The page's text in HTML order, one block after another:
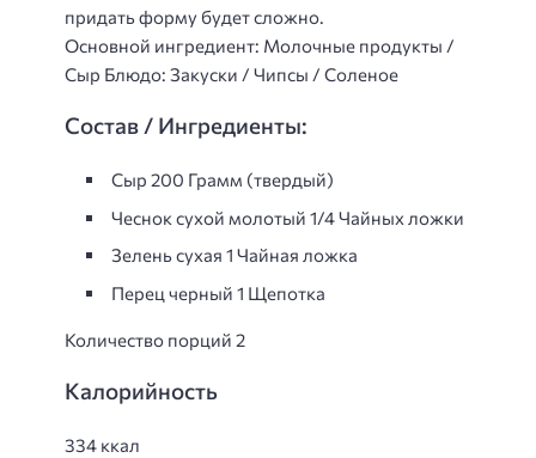
придать форму будет сложно.
Основной ингредиент: Молочные продукты /
Сыр Блюдо: Закуски / Чипсы / Соленое
Состав / Ингредиенты:
Сыр 200 Грамм (твердый)
Чеснок сухой молотый 1/4 Чайных ложки
Зелень сухая 1 Чайная ложка
Перец черный 1 Щепотка
Количество порций 2
Калорийность
334 ккал